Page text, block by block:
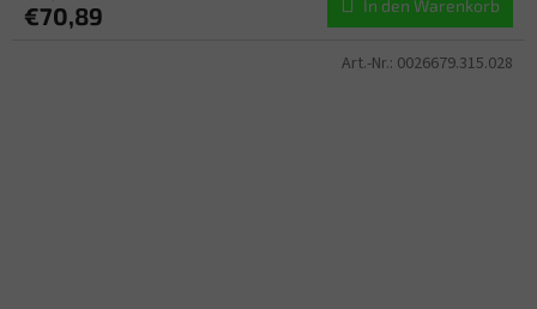
€70,89 In den Warenkorb
Art.-Nr.: 0026679.315.028